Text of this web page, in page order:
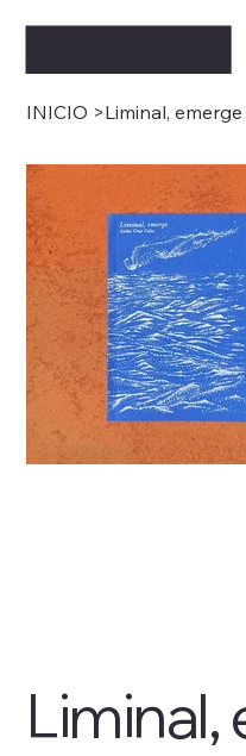
INICIO >Liminal, emerge
Liminal,